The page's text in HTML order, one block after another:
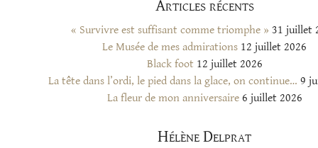
Articles récents
« Survivre est suffisant comme triomphe » 31 juillet
Le Musée de mes admirations 12 juillet 2026
Black foot 12 juillet 2026
La tête dans l’ordi, le pied dans la glace, on continue… 9
La fleur de mon anniversaire 6 juillet 2026
Hélène Delprat